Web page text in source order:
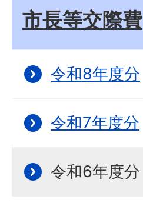
市長等交際費
令和8年度分
令和7年度分
令和6年度分